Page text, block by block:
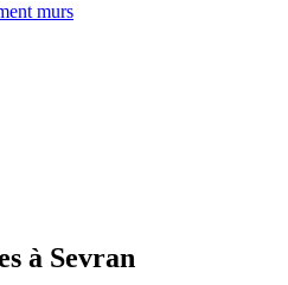
murs
à Sevran